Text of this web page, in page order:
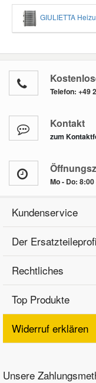
GIULIETTA
Telefon: +49
Kontakt
zum
Mo - Do:
Kundenservice
Der Ersatzteileprofi
Rechtliches
Top Produkte
Widerruf erklären
Unsere